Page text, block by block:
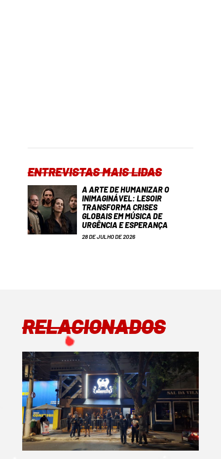
ENTREVISTAS MAIS LIDAS
A ARTE DE HUMANIZAR O
INIMAGINÁVEL: LESOIR
TRANSFORMA CRISES
GLOBAIS EM MÚSICA DE
URGÊNCIA E ESPERANÇA
28 DE JULHO DE 2026
RELACIONADOS